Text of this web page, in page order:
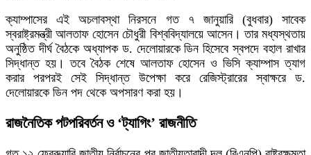
ক্যাম্পাসের এই অচলাবস্থা নিরসনে গত ৭ জানুয়ারি (বুধবার) সাবেক
স্বরাষ্ট্রমন্ত্রী আলতাফ হোসেন চৌধুরী বিশ্ববিদ্যালয়ে আসেন। তার মধ্যস্থতায়
অনুষ্ঠিত দীর্ঘ বৈঠকে অধ্যাপক ড. দেলোয়ারকে ডিন হিসেবে স্বপদে বহাল রাখার
সিদ্ধান্ত হয়। তবে বৈঠক শেষে আলতাফ হোসেন ও ভিসি ক্যাম্পাস ত্যাগ
করার পরপরই সেই সিদ্ধান্ত উপেক্ষা করে রেজিস্ট্রারের স্বাক্ষরে ড.
দেলোয়ারকে ডিন পদ থেকে অপসারণ করা হয়।
রাজনৈতিক পটপরিবর্তন ও ‘ট্যাগিং’ রাজনীতি